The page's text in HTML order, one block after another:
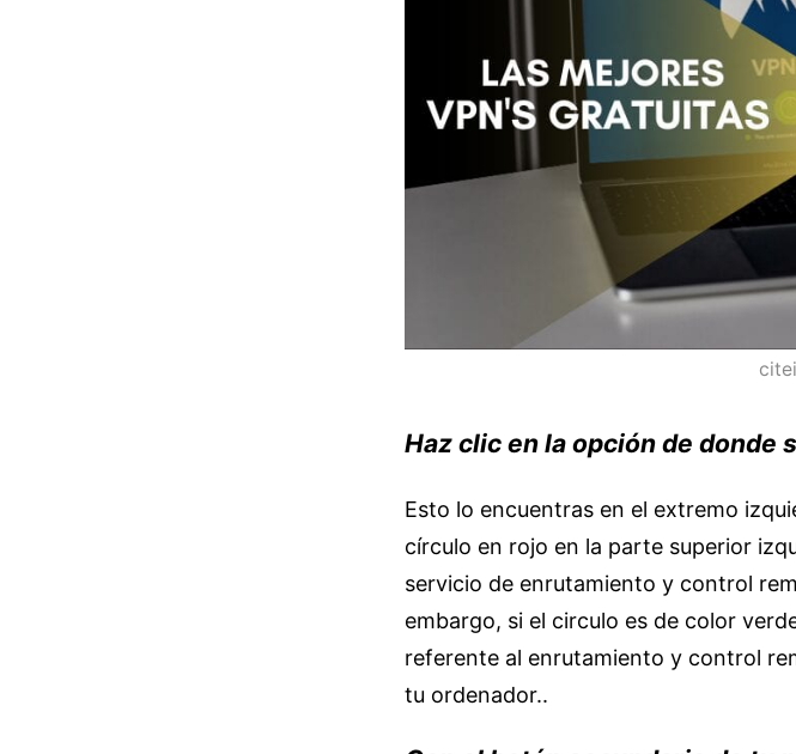
Haz clic en la opción de donde
Esto lo encuentras en el extremo
círculo en rojo en la parte superior
servicio de enrutamiento y control
embargo, si el circulo es de color
referente al enrutamiento y control
tu ordenador..